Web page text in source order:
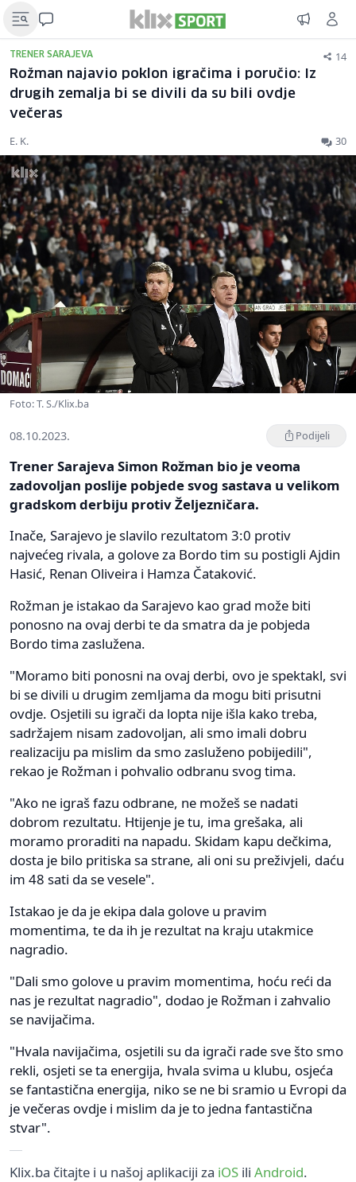
TRENER SARAJEVA 14
Rožman najavio poklon igračima i poručio: Iz
drugih zemalja bi se divili da su bili ovdje
večeras
E. K. 30
Foto: T. S./Klix.ba
08.10.2023. Podijeli
Trener Sarajeva Simon Rožman bio je veoma
zadovoljan poslije pobjede svog sastava u velikom
gradskom derbiju protiv Željezničara.
Inače, Sarajevo je slavilo rezultatom 3:0 protiv
najvećeg rivala, a golove za Bordo tim su postigli Ajdin
Hasić, Renan Oliveira i Hamza Čataković.
Rožman je istakao da Sarajevo kao grad može biti
ponosno na ovaj derbi te da smatra da je pobjeda
Bordo tima zaslužena.
"Moramo biti ponosni na ovaj derbi, ovo je spektakl, svi
bi se divili u drugim zemljama da mogu biti prisutni
ovdje. Osjetili su igrači da lopta nije išla kako treba,
sadržajem nisam zadovoljan, ali smo imali dobru
realizaciju pa mislim da smo zasluženo pobijedili",
rekao je Rožman i pohvalio odbranu svog tima.
"Ako ne igraš fazu odbrane, ne možeš se nadati
dobrom rezultatu. Htijenje je tu, ima grešaka, ali
moramo proraditi na napadu. Skidam kapu dečkima,
dosta je bilo pritiska sa strane, ali oni su preživjeli, daću
im 48 sati da se vesele".
Istakao je da je ekipa dala golove u pravim
momentima, te da ih je rezultat na kraju utakmice
nagradio.
"Dali smo golove u pravim momentima, hoću reći da
nas je rezultat nagradio", dodao je Rožman i zahvalio
se navijačima.
"Hvala navijačima, osjetili su da igrači rade sve što smo
rekli, osjeti se ta energija, hvala svima u klubu, osjeća
se fantastična energija, niko se ne bi sramio u Evropi da
je večeras ovdje i mislim da je to jedna fantastična
stvar".
Klix.ba čitajte i u našoj aplikaciji za iOS ili Android.